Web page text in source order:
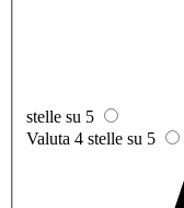
stelle su 5
Valuta 4 stelle su 5